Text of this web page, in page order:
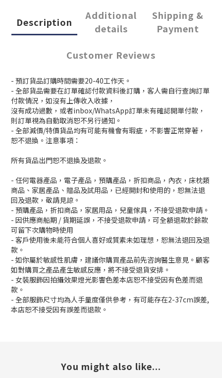
Description
Additional
details
Shipping &
Payment
Customer Reviews
- 預訂貨品訂購時間需要20-40工作天。
- 全部貨品需要在訂單確認付款資料後訂購，客人需自行查詢訂單
付款情況，如沒有上傳收入收據，
沒有成功過數，或者inbox/WhatsApp訂單未有確認開單付款，
則訂單視為自動取消恕不另行通知。
- 全部減價/特價貨品均有可能有機會有瑕疵，不影響正常穿著，
恕不退換。注意事項：
所有貨品出門恕不退換及退款。
- 任何電器產品，電子產品，預購產品，折扣商品，內衣，床枕類
商品、家居產品、贈品及試用品，已經開封和使用的，恕無法退
回及退款，敬請見諒。
- 預購產品，折扣商品，家居用品，兒童傢具，不接受退款申請。
- 因供應商船期 / 貨期延誤，不接受退款申請，可全額退款於餘款
可留下次購物時使用
- 客戶使用後未能符合個人喜好或質素未如理想，恕無法退回及退
款。
- 如你屬於敏感性肌膚，建議你購買產品前先咨詢醫生意見。顧客
如對購買之產品產生敏感反應，將不接受退貨安排。
- 女裝服飾因拍攝效果燈光影響色差本店恕不接受因有色差而退
款。
- 全部服飾尺寸均為人手量度僅供參考，有可能存在2-37cm誤差,
本店恕不接受因有誤差而退款。
You might also like...